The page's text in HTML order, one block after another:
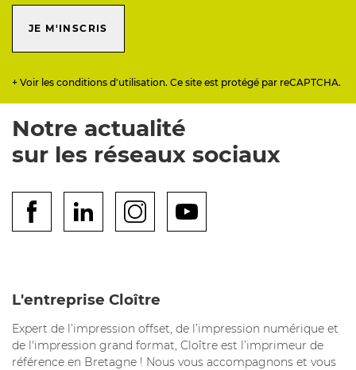
JE M'INSCRIS
+ Voir les conditions d'utilisation. Ce site est protégé par reCAPTCHA.
Notre actualité
sur les réseaux sociaux
L'entreprise Cloître
Expert de l’impression offset, de l’impression numérique et
de l'impression grand format, Cloître est l’imprimeur de
référence en Bretagne ! Nous vous accompagnons et vous